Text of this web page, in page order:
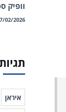
וופיק
02/2026
איראן